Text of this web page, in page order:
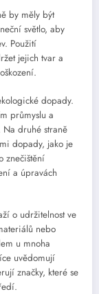
by měly být
světlo, aby
Použití
jejich tvar a
dopady.
průmyslu a
Na druhé straně
dopady, jako je
znečištění
a úpravách
o udržitelnost ve
nebo
u mnoha
uvědomují
značky, které se